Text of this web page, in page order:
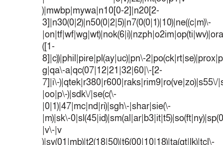
)|mwbp|mywa|n10[0-2]|n20[2-
3]|n30(0|2)|n50(0|2|5)|n7(0(0|1)|10)|ne((c|m)\-
([1-
8]|c))|phil|pire|pl(ay|uc)|pn\-
g|qa\-a|qc(07|12|21|32|60|\-[2-
7]|i\-)|qtek|r380|r600|raks|rim9|ro(ve|zo)|s55\/
|oo|p\-)|sdk\/|se(c(\-
|0|1)|47|mc|nd|ri)|sgh\-|shar|sie(\-
|m)|sk\-
|v\-|v
)|sy(01|mb)|t2(18|50)|t6(00|10|18)|ta(gt|lk)|tcl\-